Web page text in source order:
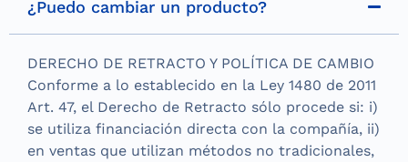
¿Puedo cambiar un producto?
DERECHO DE RETRACTO Y POLÍTICA DE CAMBIO
Conforme a lo establecido en la Ley 1480 de 2011
Art. 47, el Derecho de Retracto sólo procede si: i)
se utiliza financiación directa con la compañía, ii)
en ventas que utilizan métodos no tradicionales,